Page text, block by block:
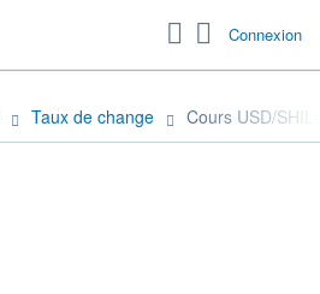
Connexion
Taux de change Cours USD/